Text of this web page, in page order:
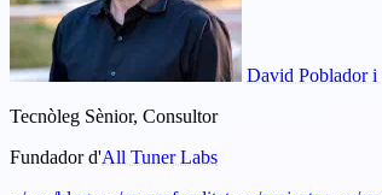
David Poblador i
Tecnòleg Sènior, Consultor
Fundador d'All Tuner Labs